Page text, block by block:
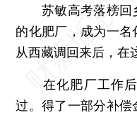
苏敏高考落榜回
的化肥厂，成为一名
从西藏调回来后，在
在化肥厂工作后
过。得了一部分补